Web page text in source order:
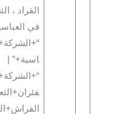
القراد ،
في
اسية+” |